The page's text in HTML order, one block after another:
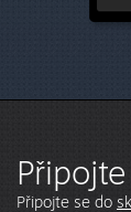
Připojte se do